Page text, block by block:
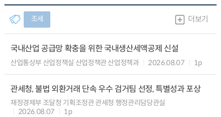
조세 더보기
국내산업 공급망 확충을 위한 국내생산세액공제 신설
산업통상부 산업정책실 산업정책관 산업정책과 2026.08.07 1p
관세청, 불법 외환거래 단속 우수 검거팀 선정, 특별성과 포상
재정경제부 조달청 기획조정관 관세청 행정관리담당관실
2026.08.07
1p